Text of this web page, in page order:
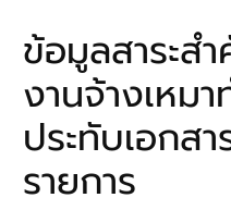
ข้อมูลสาระ
งานจ้างเหม
ประทับเอกส
รายการ